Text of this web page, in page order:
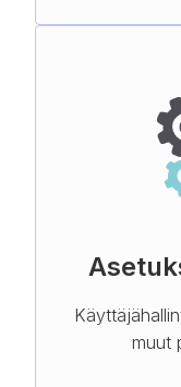
muut